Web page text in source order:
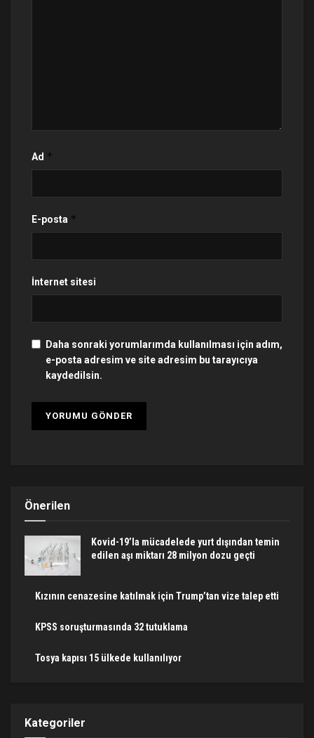
Ad *
E-posta *
İnternet sitesi
Daha sonraki yorumlarımda kullanılması için adım,
e-posta adresim ve site adresim bu tarayıcıya
kaydedilsin.
Önerilen
Kovid-19’la mücadelede yurt dışından temin
edilen aşı miktarı 28 milyon dozu geçti
Kızının cenazesine katılmak için Trump’tan vize talep etti
KPSS soruşturmasında 32 tutuklama
Tosya kapısı 15 ülkede kullanılıyor
Kategoriler